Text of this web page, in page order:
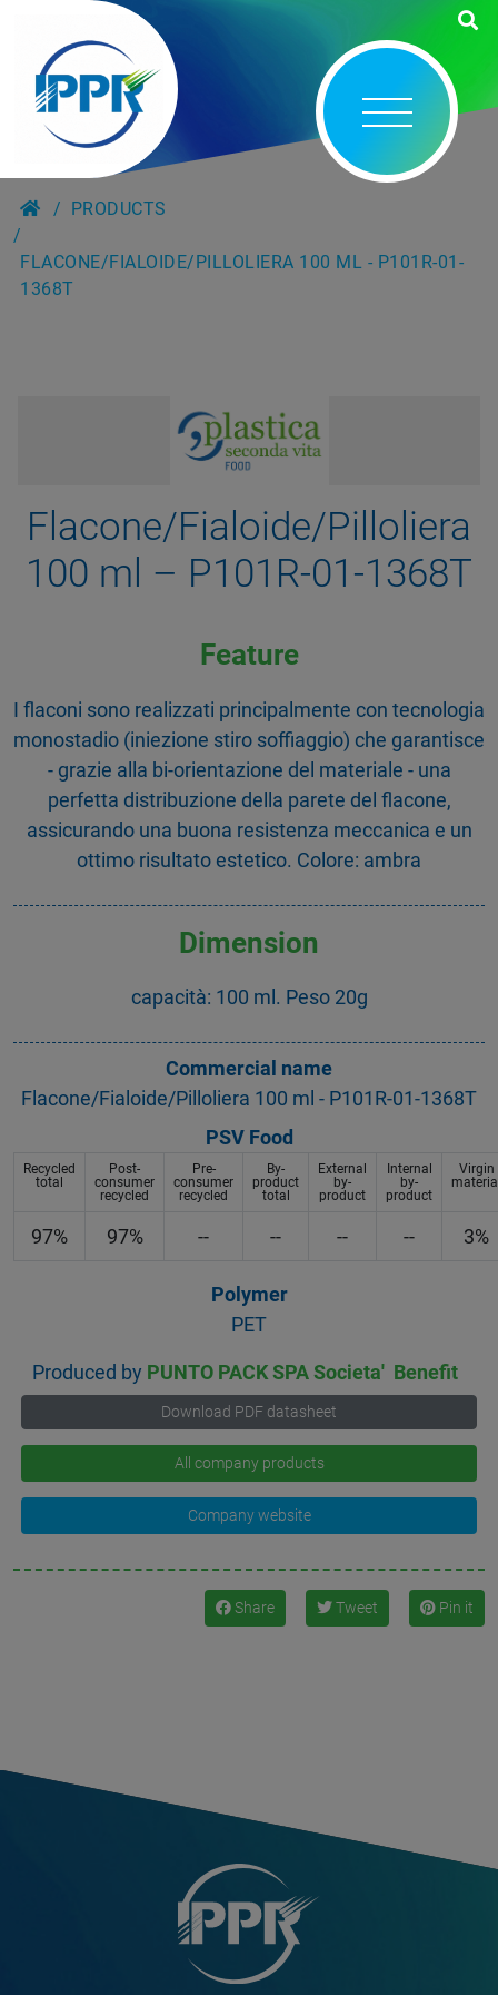
PRODUCTS
FLACONE/FIALOIDE/PILLOLIERA 100 ML - P101R-01-
1368T
Flacone/Fialoide/Pilloliera
100 ml – P101R-01-1368T
Feature
I flaconi sono realizzati principalmente con tecnologia
monostadio (iniezione stiro soffiaggio) che garantisce
- grazie alla bi-orientazione del materiale - una
perfetta distribuzione della parete del flacone,
assicurando una buona resistenza meccanica e un
ottimo risultato estetico. Colore: ambra
Dimension
capacità: 100 ml. Peso 20g
Commercial name
Flacone/Fialoide/Pilloliera 100 ml - P101R-01-1368T
PSV Food
Recycled
total
Post-
consumer
recycled
Pre-
consumer
recycled
By-
product
total
External
by-
product
Internal
by-
product
Virgin
97% 97% -- -- -- -- 3%
Polymer
PET
Produced by PUNTO PACK SPA Societa' Benefit
Download PDF datasheet
All company products
Company website
Share Tweet Pin it